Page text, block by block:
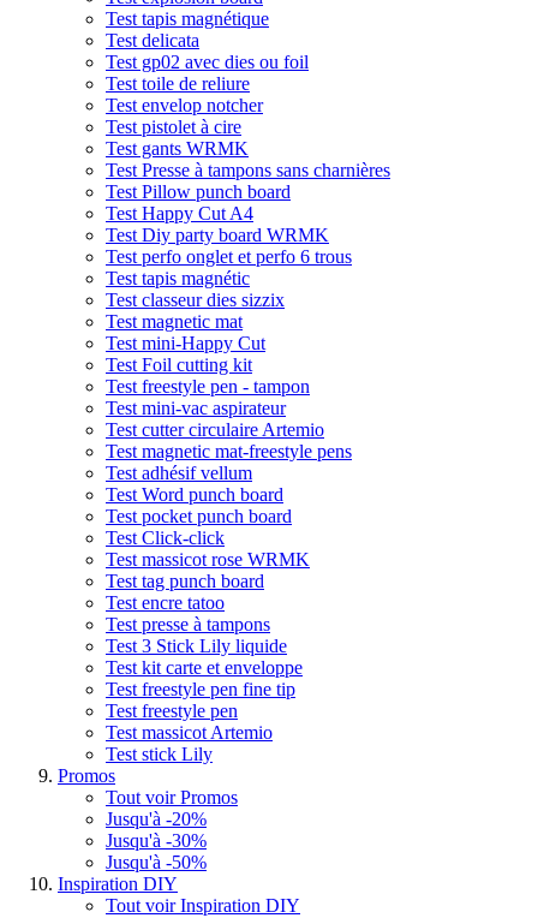
Test tapis magnétique
Test delicata
Test gp02 avec dies ou foil
Test toile de reliure
Test envelop notcher
Test pistolet à cire
Test gants WRMK
Test Presse à tampons sans charnières
Test Pillow punch board
Test Happy Cut A4
Test Diy party board WRMK
Test perfo onglet et perfo 6 trous
Test tapis magnétic
Test classeur dies sizzix
Test magnetic mat
Test mini-Happy Cut
Test Foil cutting kit
Test freestyle pen - tampon
Test mini-vac aspirateur
Test cutter circulaire Artemio
Test magnetic mat-freestyle pens
Test adhésif vellum
Test Word punch board
Test pocket punch board
Test Click-click
Test massicot rose WRMK
Test tag punch board
Test encre tatoo
Test presse à tampons
Test 3 Stick Lily liquide
Test kit carte et enveloppe
Test freestyle pen fine tip
Test freestyle pen
Test massicot Artemio
Test stick Lily
Promos
Tout voir Promos
Jusqu'à -20%
Jusqu'à -30%
Jusqu'à -50%
Inspiration DIY
Tout voir Inspiration DIY